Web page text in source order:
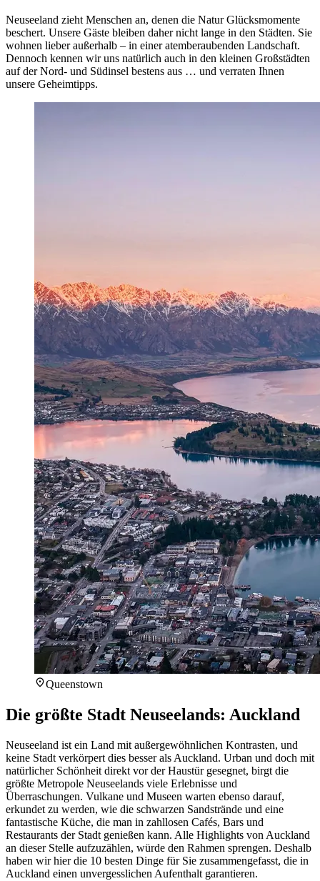
Neuseeland zieht Menschen an, denen die Natur Glücksmomente
beschert. Unsere Gäste bleiben daher nicht lange in den Städten. Sie
wohnen lieber außerhalb – in einer atemberaubenden Landschaft.
Dennoch kennen wir uns natürlich auch in den kleinen Großstädten
auf der Nord- und Südinsel bestens aus … und verraten Ihnen
unsere Geheimtipps.
Queenstown
Die größte Stadt Neuseelands: Auckland
Neuseeland ist ein Land mit außergewöhnlichen Kontrasten, und
keine Stadt verkörpert dies besser als Auckland. Urban und doch mit
natürlicher Schönheit direkt vor der Haustür gesegnet, birgt die
größte Metropole Neuseelands viele Erlebnisse und
Überraschungen. Vulkane und Museen warten ebenso darauf,
erkundet zu werden, wie die schwarzen Sandstrände und eine
fantastische Küche, die man in zahllosen Cafés, Bars und
Restaurants der Stadt genießen kann. Alle Highlights von Auckland
an dieser Stelle aufzuzählen, würde den Rahmen sprengen. Deshalb
haben wir hier die 10 besten Dinge für Sie zusammengefasst, die in
Auckland einen unvergesslichen Aufenthalt garantieren.